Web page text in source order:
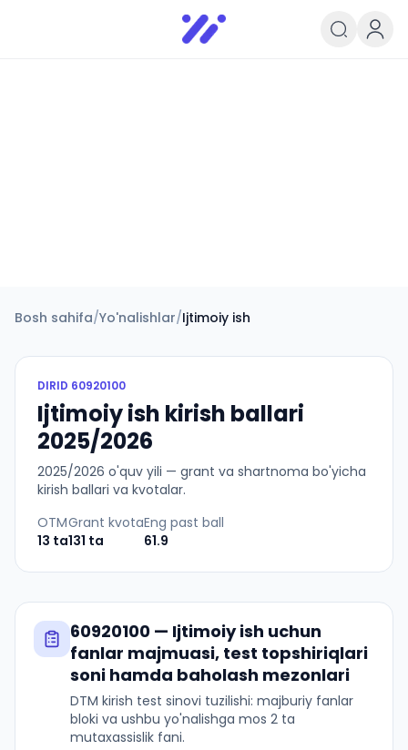
Infoedu
Ta&#039;lim xabarlari va
Bosh sahifa/Yo'nalishlar/Ijtimoiy ish
DIRID 60920100
Ijtimoiy ish kirish ballari
2025/2026
2025/2026 o'quv yili — grant va shartnoma bo'yicha
kirish ballari va kvotalar.
OTM
13 ta
Grant kvota
131 ta
Eng past ball
61.9
60920100 — Ijtimoiy ish uchun
fanlar majmuasi, test topshiriqlari
soni hamda baholash mezonlari
DTM kirish test sinovi tuzilishi: majburiy fanlar
bloki va ushbu yo'nalishga mos 2 ta
mutaxassislik fani.